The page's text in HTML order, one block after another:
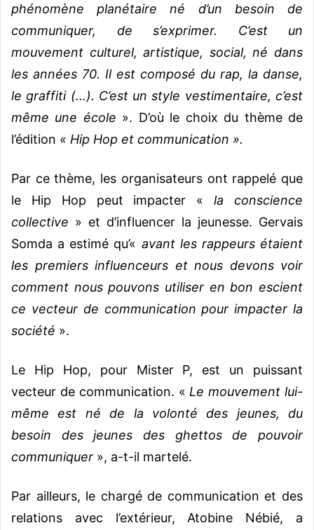
phénomène planétaire né d’un besoin de
communiquer, de s’exprimer. C’est un
mouvement culturel, artistique, social, né dans
les années 70. Il est composé du rap, la danse,
le graffiti (…). C’est un style vestimentaire, c’est
même une école ». D’où le choix du thème de
l’édition « Hip Hop et communication ».
Par ce thème, les organisateurs ont rappelé que
le Hip Hop peut impacter «la conscience
collective » et d’influencer la jeunesse. Gervais
Somda a estimé qu’« avant les rappeurs étaient
les premiers influenceurs et nous devons voir
comment nous pouvons utiliser en bon escient
ce vecteur de communication pour impacter la
société ».
Le Hip Hop, pour Mister P, est un puissant
vecteur de communication. « Le mouvement lui-
même est né de la volonté des jeunes, du
besoin des jeunes des ghettos de pouvoir
communiquer », a-t-il martelé.
Par ailleurs, le chargé de communication et des
relations avec l’extérieur, Atobine Nébié, a